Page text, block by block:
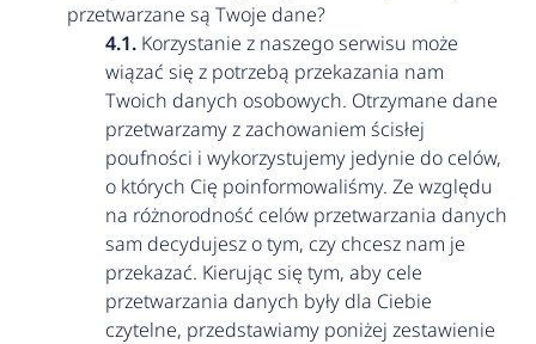
przetwarzane są Twoje dane?
Korzystanie z naszego serwisu może
wiązać się z potrzebą przekazania nam
Twoich danych osobowych. Otrzymane dane
przetwarzamy z zachowaniem ścisłej
poufności i wykorzystujemy jedynie do celów,
o których Cię poinformowaliśmy. Ze względu
na różnorodność celów przetwarzania danych
sam decydujesz o tym, czy chcesz nam je
przekazać. Kierując się tym, aby cele
przetwarzania danych były dla Ciebie
czytelne, przedstawiamy poniżej zestawienie